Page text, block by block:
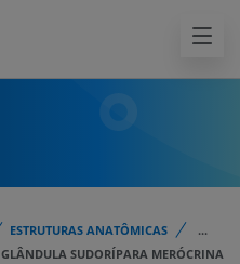
ESTRUTURAS ANATÔMICAS
...
GLÂNDULA SUDORÍPARA MERÓCRINA